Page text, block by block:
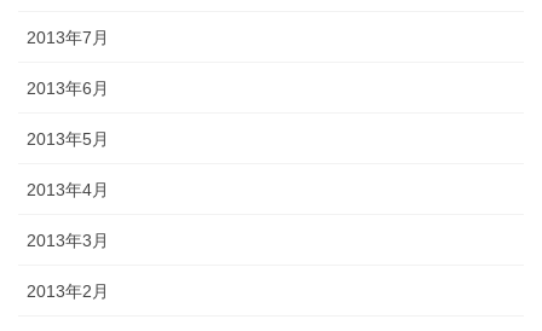
2013年7月
2013年6月
2013年5月
2013年4月
2013年3月
2013年2月